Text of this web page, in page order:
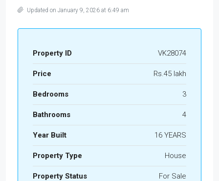
Updated on January 9, 2026 at 6:49 am
Property ID VK28074
Price Rs.45 lakh
Bedrooms 3
Bathrooms 4
Year Built 16 YEARS
Property Type House
Property Status For Sale